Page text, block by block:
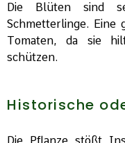
Die Blüten sind
Schmetterlinge. Eine
Tomaten, da sie
schützen.
Historische